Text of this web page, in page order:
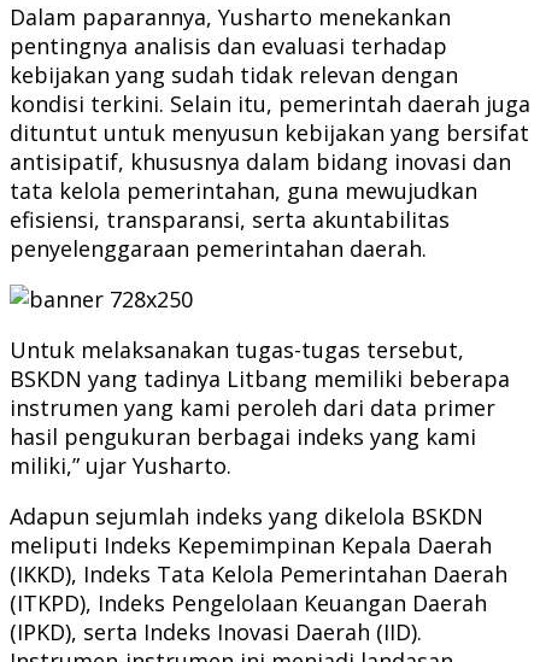
Dalam paparannya, Yusharto menekankan
pentingnya analisis dan evaluasi terhadap
kebijakan yang sudah tidak relevan dengan
kondisi terkini. Selain itu, pemerintah daerah juga
dituntut untuk menyusun kebijakan yang bersifat
antisipatif, khususnya dalam bidang inovasi dan
tata kelola pemerintahan, guna mewujudkan
efisiensi, transparansi, serta akuntabilitas
penyelenggaraan pemerintahan daerah.
Untuk melaksanakan tugas-tugas tersebut,
BSKDN yang tadinya Litbang memiliki beberapa
instrumen yang kami peroleh dari data primer
hasil pengukuran berbagai indeks yang kami
miliki,” ujar Yusharto.
Adapun sejumlah indeks yang dikelola BSKDN
meliputi Indeks Kepemimpinan Kepala Daerah
(IKKD), Indeks Tata Kelola Pemerintahan Daerah
(ITKPD), Indeks Pengelolaan Keuangan Daerah
(IPKD), serta Indeks Inovasi Daerah (IID).